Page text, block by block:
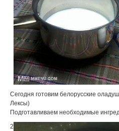
Сегодня готовим белорусские
Лексы)
Подготавливаем необходимые
2